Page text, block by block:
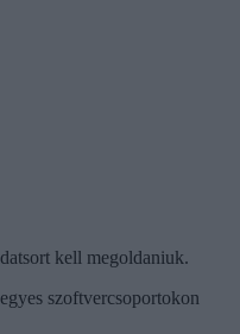
kell megoldaniuk.
szoftvercsoportokon